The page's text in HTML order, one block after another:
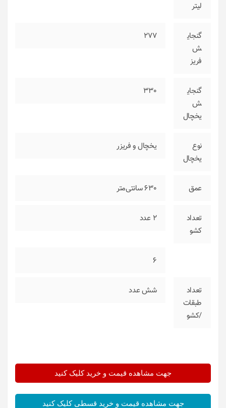
لیتر
گنجای
ش
فریز
277
گنجای
ش
یخچال
330
نوع
یخچال
یخچال و فریزر
عمق 630 سانتی‌متر
تعداد
کشو
2 عدد
6
تعداد
طبقات
/کشو
شش عدد
جهت مشاهده قیمت و خرید کلیک کنید
جهت مشاهده قیمت و خرید قسطی کلیک کنید